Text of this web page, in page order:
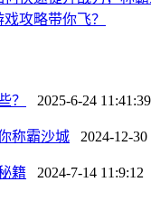
攻略带你飞？
？ 2025-6-24 11:41:39
称霸沙城 2024-12-30
籍 2024-7-14 11:9:12